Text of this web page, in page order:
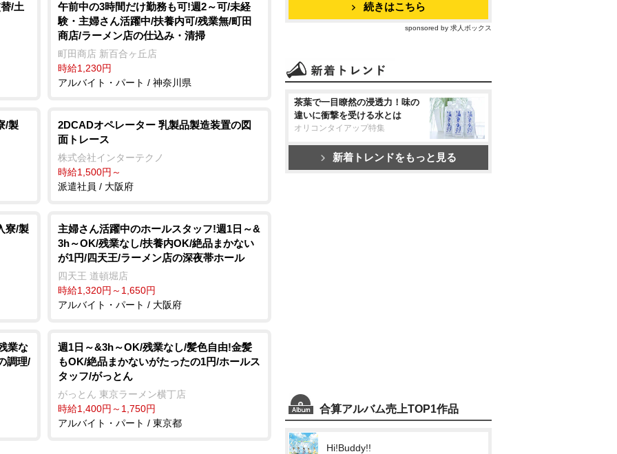
/土
午前中の3時間だけ勤務も可!週2～可/未経
験・主婦さん活躍中/扶養内可/残業無/町田
商店/ラーメン店の仕込み・清掃
町田商店 新百合ヶ丘店
時給1,230円
アルバイト・パート / 神奈川県
/製
2DCADオペレーター 乳製品製造装置の図
面トレース
株式会社インターテクノ
時給1,500円～
派遣社員 / 大阪府
寮/製
主婦さん活躍中のホールスタッフ!週1日～&
3h～OK/残業なし/扶養内OK/絶品まかない
が1円/四天王/ラーメン店の深夜帯ホール
四天王 道頓堀店
時給1,320円～1,650円
アルバイト・パート / 大阪府
業な
調理/
週1日～&3h～OK/残業なし/髪色自由!金髪
もOK/絶品まかないがたったの1円/ホールス
タッフ/がっとん
がっとん 東京ラーメン横丁店
時給1,400円～1,750円
アルバイト・パート / 東京都
続きはこちら
sponsored by 求人ボックス
茶葉で一目瞭然の浸透力！味の
違いに衝撃を受ける水とは
オリコンタイアップ特集
新着トレンドをもっと見る
合算アルバム売上TOP1作品
Hi!Buddy!!